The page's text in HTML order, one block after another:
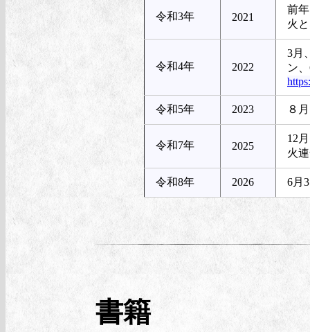
令和3年 2021
前
火
令和4年 2022
3月
ン
令和5年 2023 ８
令和7年 2025
12
火
令和8年 2026 6月
書籍